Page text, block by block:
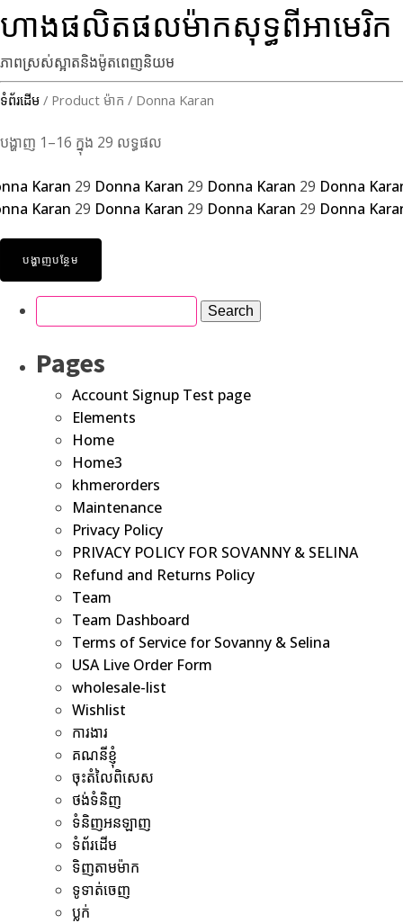
ហាងផលិតផលម៉ាកសុទ្ធពីអាមេរិក
ភាពស្រស់ស្អាតនិងម៉ូតពេញនិយម
ទំព័រដើម / Product ម៉ាក / Donna Karan
បង្ហាញ 1–16 ក្នុង 29 លទ្ធផល
Karan 29 Donna Karan 29 Donna Karan 29 Donna
Karan 29 Donna Karan 29 Donna Karan 29 Donna
បង្ហាញបន្ថែម
Pages
Account Signup Test page
Elements
Home
Home3
khmerorders
Maintenance
Privacy Policy
PRIVACY POLICY FOR SOVANNY & SELINA
Refund and Returns Policy
Team
Team Dashboard
Terms of Service for Sovanny & Selina
USA Live Order Form
wholesale-list
Wishlist
ការងារ
គណនីខ្ញុំ
ចុះតំលៃពិសេស
ថង់ទំនិញ
ទំនិញអនឡាញ
ទំព័រដើម
ទិញតាមម៉ាក
ទូទាត់ចេញ
ប្លក់